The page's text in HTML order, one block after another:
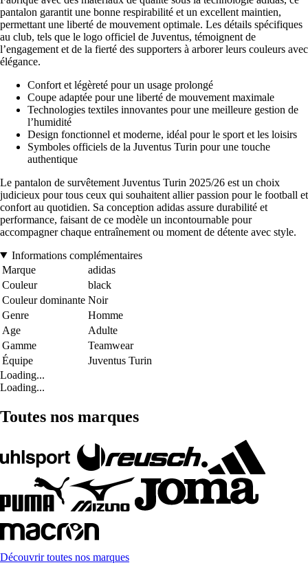
pantalon garantit une bonne respirabilité et un excellent maintien,
permettant une liberté de mouvement optimale. Les détails spécifiques
au club, tels que le logo officiel de Juventus, témoignent de
l’engagement et de la fierté des supporters à arborer leurs couleurs avec
élégance.
Confort et légèreté pour un usage prolongé
Coupe adaptée pour une liberté de mouvement maximale
Technologies textiles innovantes pour une meilleure gestion de
l’humidité
Design fonctionnel et moderne, idéal pour le sport et les loisirs
Symboles officiels de la Juventus Turin pour une touche
authentique
Le pantalon de survêtement Juventus Turin 2025/26 est un choix
judicieux pour tous ceux qui souhaitent allier passion pour le football et
confort au quotidien. Sa conception adidas assure durabilité et
performance, faisant de ce modèle un incontournable pour
accompagner chaque entraînement ou moment de détente avec style.
Informations complémentaires
Marque
adidas
Couleur
black
Couleur dominante Noir
Genre
Homme
Age
Adulte
Gamme
Teamwear
Équipe
Juventus Turin
Loading...
Loading...
Toutes nos marques
Découvrir toutes nos marques